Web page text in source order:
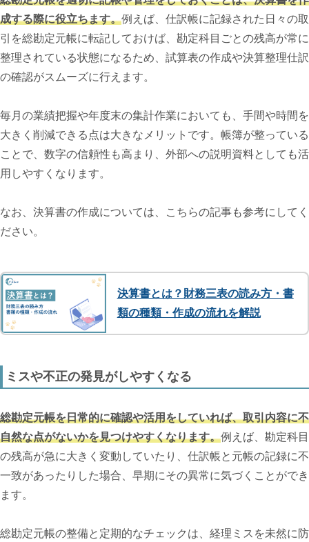
成する際に役立ちます。例えば、仕訳帳に記録された日々の取
引を総勘定元帳に転記しておけば、勘定科目ごとの残高が常に
整理されている状態になるため、試算表の作成や決算整理仕訳
の確認がスムーズに行えます。
毎月の業績把握や年度末の集計作業においても、手間や時間を
大きく削減できる点は大きなメリットです。帳簿が整っている
ことで、数字の信頼性も高まり、外部への説明資料としても活
用しやすくなります。
なお、決算書の作成については、こちらの記事も参考にしてく
ださい。
決算書とは？財務三表の読み方・書
類の種類・作成の流れを解説
ミスや不正の発見がしやすくなる
総勘定元帳を日常的に確認や活用をしていれば、取引内容に不
自然な点がないかを見つけやすくなります。例えば、勘定科目
の残高が急に大きく変動していたり、仕訳帳と元帳の記録に不
一致があったりした場合、早期にその異常に気づくことができ
ます。
総勘定元帳の整備と定期的なチェックは、経理ミスを未然に防